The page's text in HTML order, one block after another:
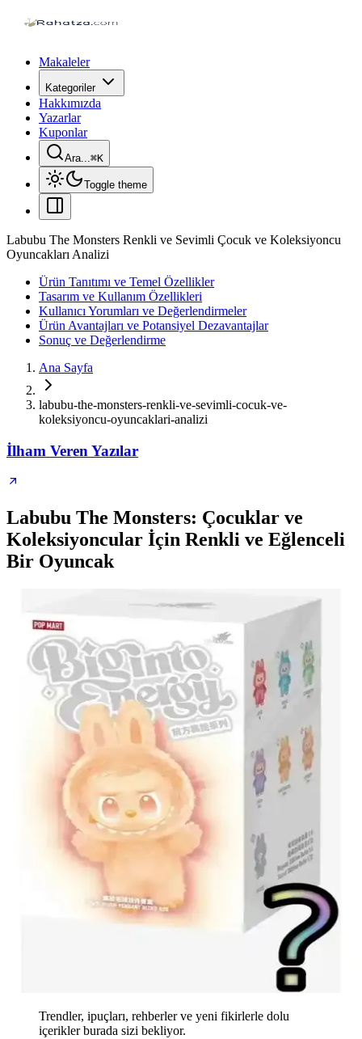
Makaleler
Kategoriler
Hakkımızda
Yazarlar
Kuponlar
Ara...⌘K
Toggle theme
Labubu The Monsters Renkli ve Sevimli Çocuk ve Koleksiyoncu
Oyuncakları Analizi
Ürün Tanıtımı ve Temel Özellikler
Tasarım ve Kullanım Özellikleri
Kullanıcı Yorumları ve Değerlendirmeler
Ürün Avantajları ve Potansiyel Dezavantajlar
Sonuç ve Değerlendirme
Ana Sayfa
labubu-the-monsters-renkli-ve-sevimli-cocuk-ve-
koleksiyoncu-oyuncaklari-analizi
İlham Veren Yazılar
Labubu The Monsters: Çocuklar ve
Koleksiyoncular İçin Renkli ve Eğlenceli
Bir Oyuncak
Trendler, ipuçları, rehberler ve yeni fikirlerle dolu
içerikler burada sizi bekliyor.